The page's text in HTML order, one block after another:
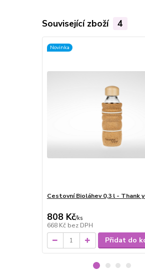
Související zboží 4
Novinka
Cestovní Bioláhev 0,3 l - Thank
808 Kč/ks
668 Kč bez DPH
Přidat do